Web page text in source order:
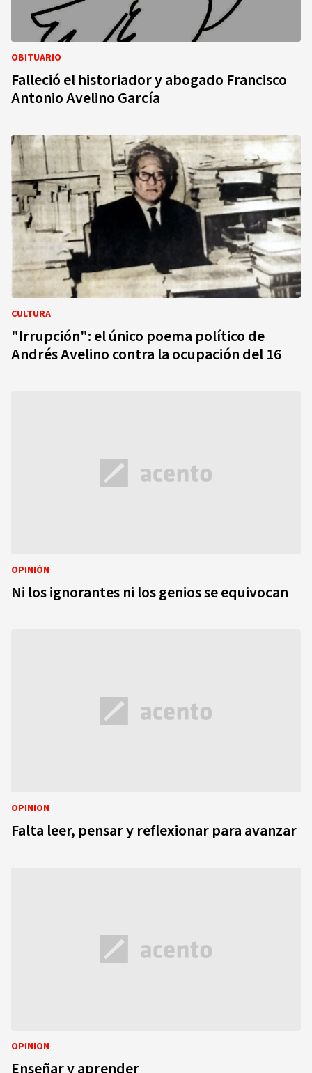
OBITUARIO
Falleció el historiador y abogado Francisco
Antonio Avelino García
CULTURA
"Irrupción": el único poema político de
Andrés Avelino contra la ocupación del 16
OPINIÓN
Ni los ignorantes ni los genios se equivocan
OPINIÓN
Falta leer, pensar y reflexionar para avanzar
OPINIÓN